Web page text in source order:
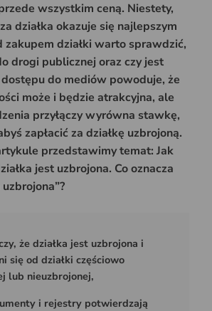
wszystkim ceną. Niestety,
działka okazuje się najlepszym
zakupem działki warto sprawdzić,
drogi publicznej oraz czy jest
do mediów powoduje, że
może i będzie atrakcyjna, ale
przyłączy wyrówna stawkę,
zapłacić za działkę uzbrojoną.
przedstawimy temat: Jak
jest uzbrojona. Co oznacza
że działka jest uzbrojona i
się od działki częściowo
lub nieuzbrojonej,
i rejestry potwierdzają